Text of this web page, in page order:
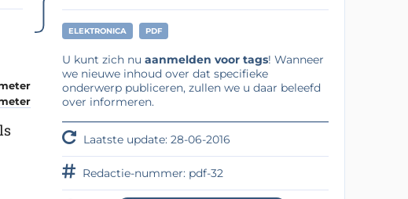
ELEKTRONICA PDF
U kunt zich nu aanmelden voor tags! Wanneer
we nieuwe inhoud over dat specifieke
onderwerp publiceren, zullen we u daar beleefd
over informeren.
Laatste update: 28-06-2016
Redactie-nummer: pdf-32